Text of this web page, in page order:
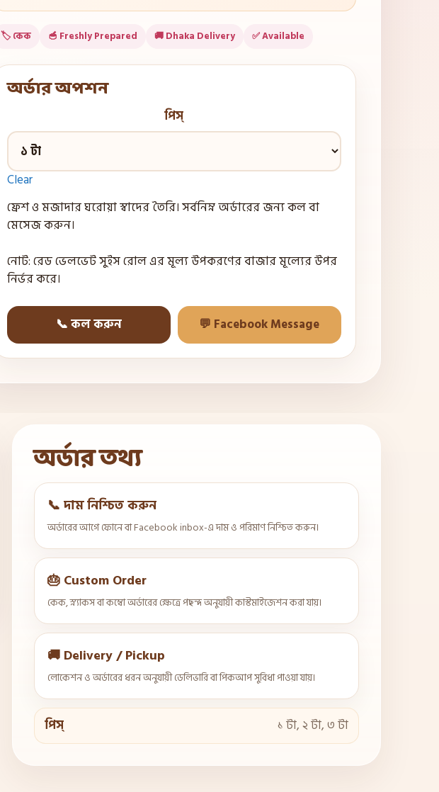
🏷️ কেক 🥣 Freshly Prepared 🚚 Dhaka Delivery ✅ Available
অর্ডার অপশন
পিস্
Clear
ফ্রেশ ও মজাদার ঘরোয়া স্বাদের তৈরি। সর্বনিম্ন অর্ডারের জন্য কল বা
মেসেজ করুন।
নোট: রেড ভেলভেট সুইস রোল এর মূল্য উপকরণের বাজার মূল্যের উপর
নির্ভর করে।
📞 কল করুন 💬 Facebook Message
অর্ডার তথ্য
📞 দাম নিশ্চিত করুন
অর্ডারের আগে ফোনে বা Facebook inbox-এ দাম ও পরিমাণ নিশ্চিত করুন।
🎂 Custom Order
কেক, স্ন্যাকস বা কম্বো অর্ডারের ক্ষেত্রে পছন্দ অনুযায়ী কাস্টমাইজেশন করা যায়।
🚚 Delivery / Pickup
লোকেশন ও অর্ডারের ধরন অনুযায়ী ডেলিভারি বা পিকআপ সুবিধা পাওয়া যায়।
পিস্ ১ টা, ২ টা, ৩ টা